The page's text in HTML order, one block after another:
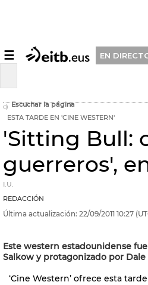
☰ EN
Escuchar la página
ESTA TARDE EN 'CINE WESTERN'
'Sitting Bull:
guerreros',
I.U.
REDACCIÓN
Última actualización: 22/09/2011 10:27
Este western estadounidense
Salkow y protagonizado por
‘Cine Western’ ofrece esta